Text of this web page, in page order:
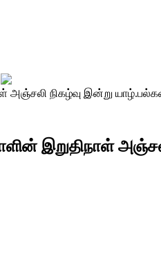
அஞ்சலி நிகழ்வு இன்று
இறுதிநாள்